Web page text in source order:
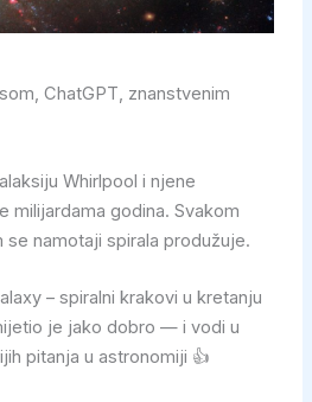
ChatGPT, znanstvenim
Whirlpool i njene
milijardama godina. Svakom
namotaji spirala produžuje.
– spiralni krakovi u kretanju
je jako dobro — i vodi u
pitanja u astronomiji 👍